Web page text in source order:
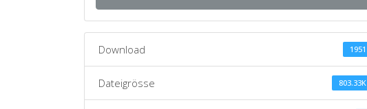
Download 1951
Dateigrösse 803.33K